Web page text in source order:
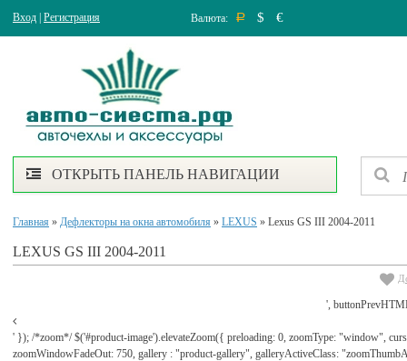
Вход Регистрация Валюта: Р $ €
ОТКРЫТЬ ПАНЕЛЬ НАВИГАЦИИ
Главная » Дефлекторы на окна автомобиля » LEXUS » Lexus GS III 2004-2011
LEXUS GS III 2004-2011
',
' }); /*zoom*/ $('#product-image').elevateZoom({ preloading: 0, zoomType: "window",
zoomWindowFadeOut: 750, gallery : "product-gallery", galleryActiveClass: